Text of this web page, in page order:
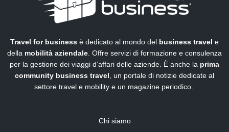
Travel for business è dedicato al mondo del business travel e
della mobilità aziendale. Offre servizi di formazione e consulenza
per la gestione dei viaggi d’affari delle aziende. È anche la prima
community business travel, un portale di notizie dedicate al
settore travel e mobility e un magazine periodico.
Chi siamo